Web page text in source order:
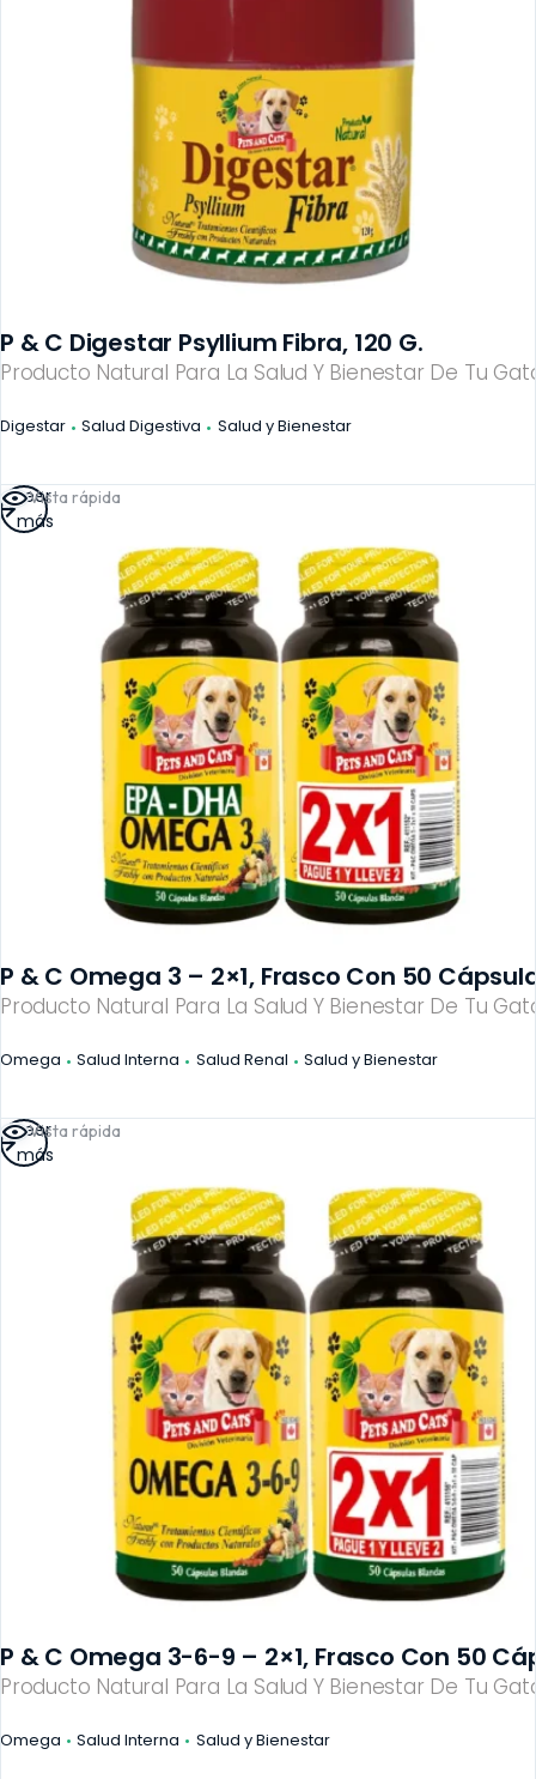
Producto Natural Para La Salud Y Bienestar De Tu
P & C Digestar Psyllium Fibra, 120 G.
Digestar Salud Digestiva Salud y Bienestar
Vista rápida
Producto Natural Para La Salud Y Bienestar De Tu
P & C Omega 3 – 2×1, Frasco Con 50
Omega Salud Interna Salud Renal Salud y Bienestar
Leer
más
Vista rápida
Producto Natural Para La Salud Y Bienestar De Tu
P & C Omega 3-6-9 – 2×1, Frasco Con 50
Omega Salud Interna Salud y Bienestar
Leer
más